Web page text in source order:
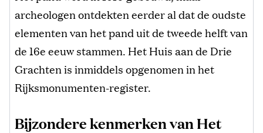
archeologen ontdekten eerder al dat de oudste
elementen van het pand uit de tweede helft van
de 16e eeuw stammen. Het Huis aan de Drie
Grachten is inmiddels opgenomen in het
Rijksmonumenten-register.
Bijzondere kenmerken van Het